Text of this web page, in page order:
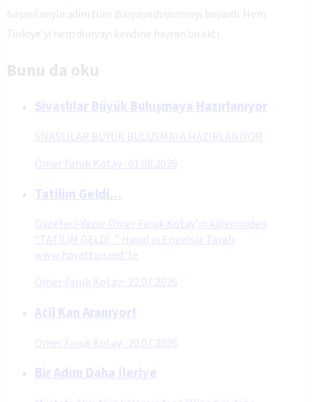
başarılarıyla adını tüm dünyaya duyurmayı başardı. Hem
Türkiye’yi hem dünyayı kendine hayran bıraktı.
Bunu da oku
Sivaslılar Büyük Buluşmaya Hazırlanıyor
SİVASLILAR BÜYÜK BULUŞMAYA HAZIRLANIYOR
Ömer Faruk Kotay· 01.08.2026
Tatilim Geldi…
Gazeteci-Yazar Ömer Faruk Kotay’ın kaleminden
“TATİLİM GELDİ...” Hayatın Engelsiz Tarafı
www.hayattan.net’te
Ömer Faruk Kotay· 22.07.2026
Acil Kan Aranıyor!
Ömer Faruk Kotay· 20.07.2026
Bir Adım Daha İleriye